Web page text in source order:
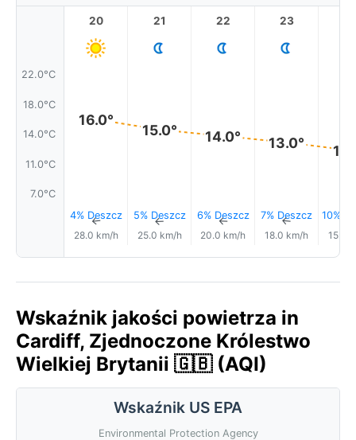
22.0°C
18.0°C
14.0°C
11.0°C
7.0°C
20
16.0°
4% Deszcz
↑
28.0 km/h
21
15.0°
5% Deszcz
↑
25.0 km/h
22
14.0°
6% Deszcz
↑
20.0 km/h
23
13.0°
7% Deszcz
↑
18.0 km/h
10%
15.0
Wskaźnik jakości powietrza in
Cardiff, Zjednoczone Królestwo
Wielkiej Brytanii 🇬🇧 (AQI)
Wskaźnik US EPA
Environmental Protection Agency